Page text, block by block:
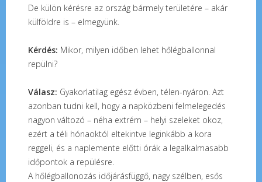
De külön kérésre az ország bármely területére – akár
külföldre is – elmegyünk.
Kérdés: Mikor, milyen időben lehet hőlégballonnal
repülni?
Válasz: Gyakorlatilag egész évben, télen-nyáron. Azt
azonban tudni kell, hogy a napközbeni felmelegedés
nagyon változó – néha extrém – helyi szeleket okoz,
ezért a téli hónaoktól eltekintve leginkább a kora
reggeli, és a naplemente előtti órák a legalkalmasabb
időpontok a repülésre.
A hőlégballonozás időjárásfüggő, nagy szélben, esős